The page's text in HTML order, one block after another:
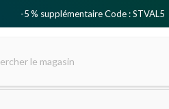
-5 % supplémentaire Code : STVAL5